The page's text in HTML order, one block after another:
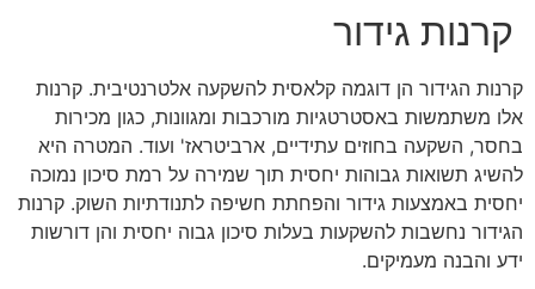
קרנות גידור
קרנות הגידור הן דוגמה קלאסית להשקעה אלטרנטיבית. קרנות
אלו משתמשות באסטרטגיות מורכבות ומגוונות, כגון מכירות
בחסר, השקעה בחוזים עתידיים, ארביטראז' ועוד. המטרה היא
להשיג תשואות גבוהות יחסית תוך שמירה על רמת סיכון נמוכה
יחסית באמצעות גידור והפחתת חשיפה לתנודתיות השוק. קרנות
הגידור נחשבות להשקעות בעלות סיכון גבוה יחסית והן דורשות
ידע והבנה מעמיקים.